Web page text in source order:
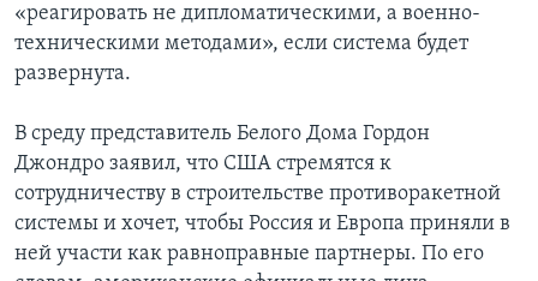
«реагировать не дипломатическими, а военно-
техническими методами», если система будет
развернута.
В среду представитель Белого Дома Гордон
Джондро заявил, что США стремятся к
сотрудничеству в строительстве противоракетной
системы и хочет, чтобы Россия и Европа приняли в
ней участи как равноправные партнеры. По его